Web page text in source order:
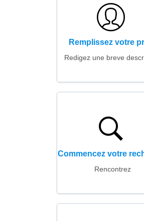
Remplissez votre
Redigez une breve
Commencez votre
Rencontrez